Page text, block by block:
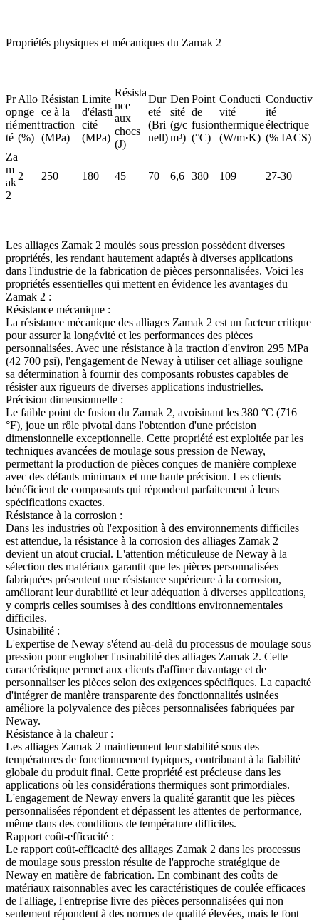
Propriétés physiques et mécaniques du Zamak 2
Pr
op
rié
té
Allo
nge
ment
(%)
Résistan
ce à la
traction
(MPa)
Limite
d'élasti
cité
(MPa)
Résista
nce
aux
chocs
(J)
Dur
eté
(Bri
nell)
Den
sité
(g/c
m³)
Point
de
fusion
(°C)
Conducti
vité
thermique
(W/m·K)
Conductiv
ité
électrique
(% IACS)
Za
m
ak
2
2 250 180 45 70 6,6 380 109 27-30
Les alliages Zamak 2 moulés sous pression possèdent diverses
propriétés, les rendant hautement adaptés à diverses applications
dans l'industrie de la fabrication de pièces personnalisées. Voici les
propriétés essentielles qui mettent en évidence les avantages du
Zamak 2 :
Résistance mécanique :
La résistance mécanique des alliages Zamak 2 est un facteur critique
pour assurer la longévité et les performances des pièces
personnalisées. Avec une résistance à la traction d'environ 295 MPa
(42 700 psi), l'engagement de Neway à utiliser cet alliage souligne
sa détermination à fournir des composants robustes capables de
résister aux rigueurs de diverses applications industrielles.
Précision dimensionnelle :
Le faible point de fusion du Zamak 2, avoisinant les 380 °C (716
°F), joue un rôle pivotal dans l'obtention d'une précision
dimensionnelle exceptionnelle. Cette propriété est exploitée par les
techniques avancées de moulage sous pression de Neway,
permettant la production de pièces conçues de manière complexe
avec des défauts minimaux et une haute précision. Les clients
bénéficient de composants qui répondent parfaitement à leurs
spécifications exactes.
Résistance à la corrosion :
Dans les industries où l'exposition à des environnements difficiles
est attendue, la résistance à la corrosion des alliages Zamak 2
devient un atout crucial. L'attention méticuleuse de Neway à la
sélection des matériaux garantit que les pièces personnalisées
fabriquées présentent une résistance supérieure à la corrosion,
améliorant leur durabilité et leur adéquation à diverses applications,
y compris celles soumises à des conditions environnementales
difficiles.
Usinabilité :
L'expertise de Neway s'étend au-delà du processus de moulage sous
pression pour englober l'usinabilité des alliages Zamak 2. Cette
caractéristique permet aux clients d'affiner davantage et de
personnaliser les pièces selon des exigences spécifiques. La capacité
d'intégrer de manière transparente des fonctionnalités usinées
améliore la polyvalence des pièces personnalisées fabriquées par
Neway.
Résistance à la chaleur :
Les alliages Zamak 2 maintiennent leur stabilité sous des
températures de fonctionnement typiques, contribuant à la fiabilité
globale du produit final. Cette propriété est précieuse dans les
applications où les considérations thermiques sont primordiales.
L'engagement de Neway envers la qualité garantit que les pièces
personnalisées répondent et dépassent les attentes de performance,
même dans des conditions de température difficiles.
Rapport coût-efficacité :
Le rapport coût-efficacité des alliages Zamak 2 dans les processus
de moulage sous pression résulte de l'approche stratégique de
Neway en matière de fabrication. En combinant des coûts de
matériaux raisonnables avec les caractéristiques de coulée efficaces
de l'alliage, l'entreprise livre des pièces personnalisées qui non
seulement répondent à des normes de qualité élevées, mais le font